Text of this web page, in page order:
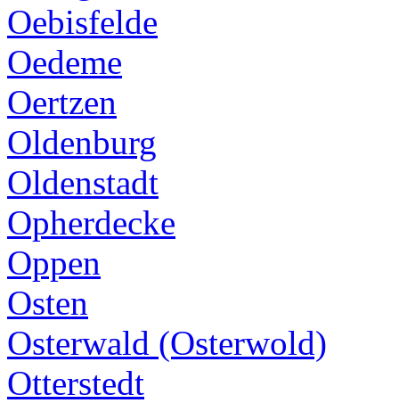
Oebisfelde
Oedeme
Oertzen
Oldenburg
Oldenstadt
Opherdecke
Oppen
Osten
Osterwald (Osterwold)
Otterstedt